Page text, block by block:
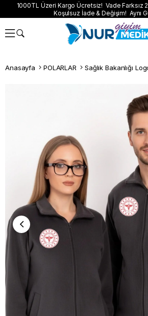
1000TL Üzeri Kargo Ücretsiz! Vade Farksız
Koşulsuz İade & Değişim! Aynı
Anasayfa POLARLAR Sağlık Bakanlığı